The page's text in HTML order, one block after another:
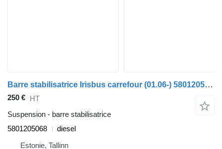
Barre stabilisatrice Irisbus carrefour (01.06-) 5801205068 pour Irisbus Arway, Crossway, Crealis, Magelys, Proway, Daily Tourys (2006-)
250 € HT
Suspension - barre stabilisatrice
5801205068
diesel
Estonie, Tallinn